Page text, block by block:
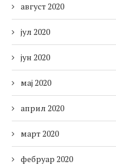
август 2020
јул 2020
јун 2020
мај 2020
април 2020
март 2020
фебруар 2020